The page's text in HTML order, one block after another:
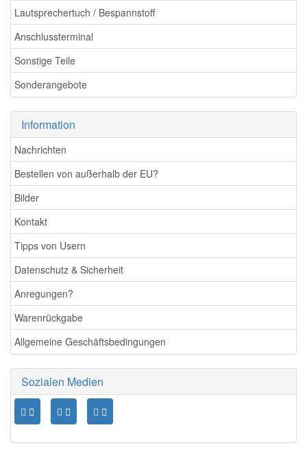
Lautsprechertuch / Bespannstoff
Anschlussterminal
Sonstige Teile
Sonderangebote
Information
Nachrichten
Bestellen von außerhalb der EU?
Bilder
Kontakt
Tipps von Usern
Datenschutz & Sicherheit
Anregungen?
Warenrückgabe
Allgemeine Geschäftsbedingungen
Sozialen Medien